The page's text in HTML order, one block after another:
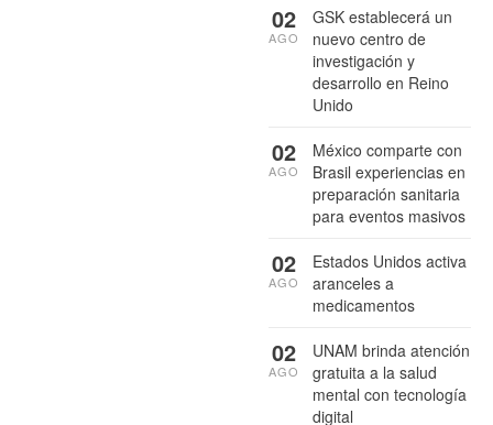
GSK establecerá un
nuevo centro de
investigación y
desarrollo en Reino
Unido
02
AGO
México comparte con
Brasil experiencias en
preparación sanitaria
para eventos masivos
02
AGO
Estados Unidos activa
aranceles a
medicamentos
02
AGO
UNAM brinda atención
gratuita a la salud
mental con tecnología
digital
02
AGO